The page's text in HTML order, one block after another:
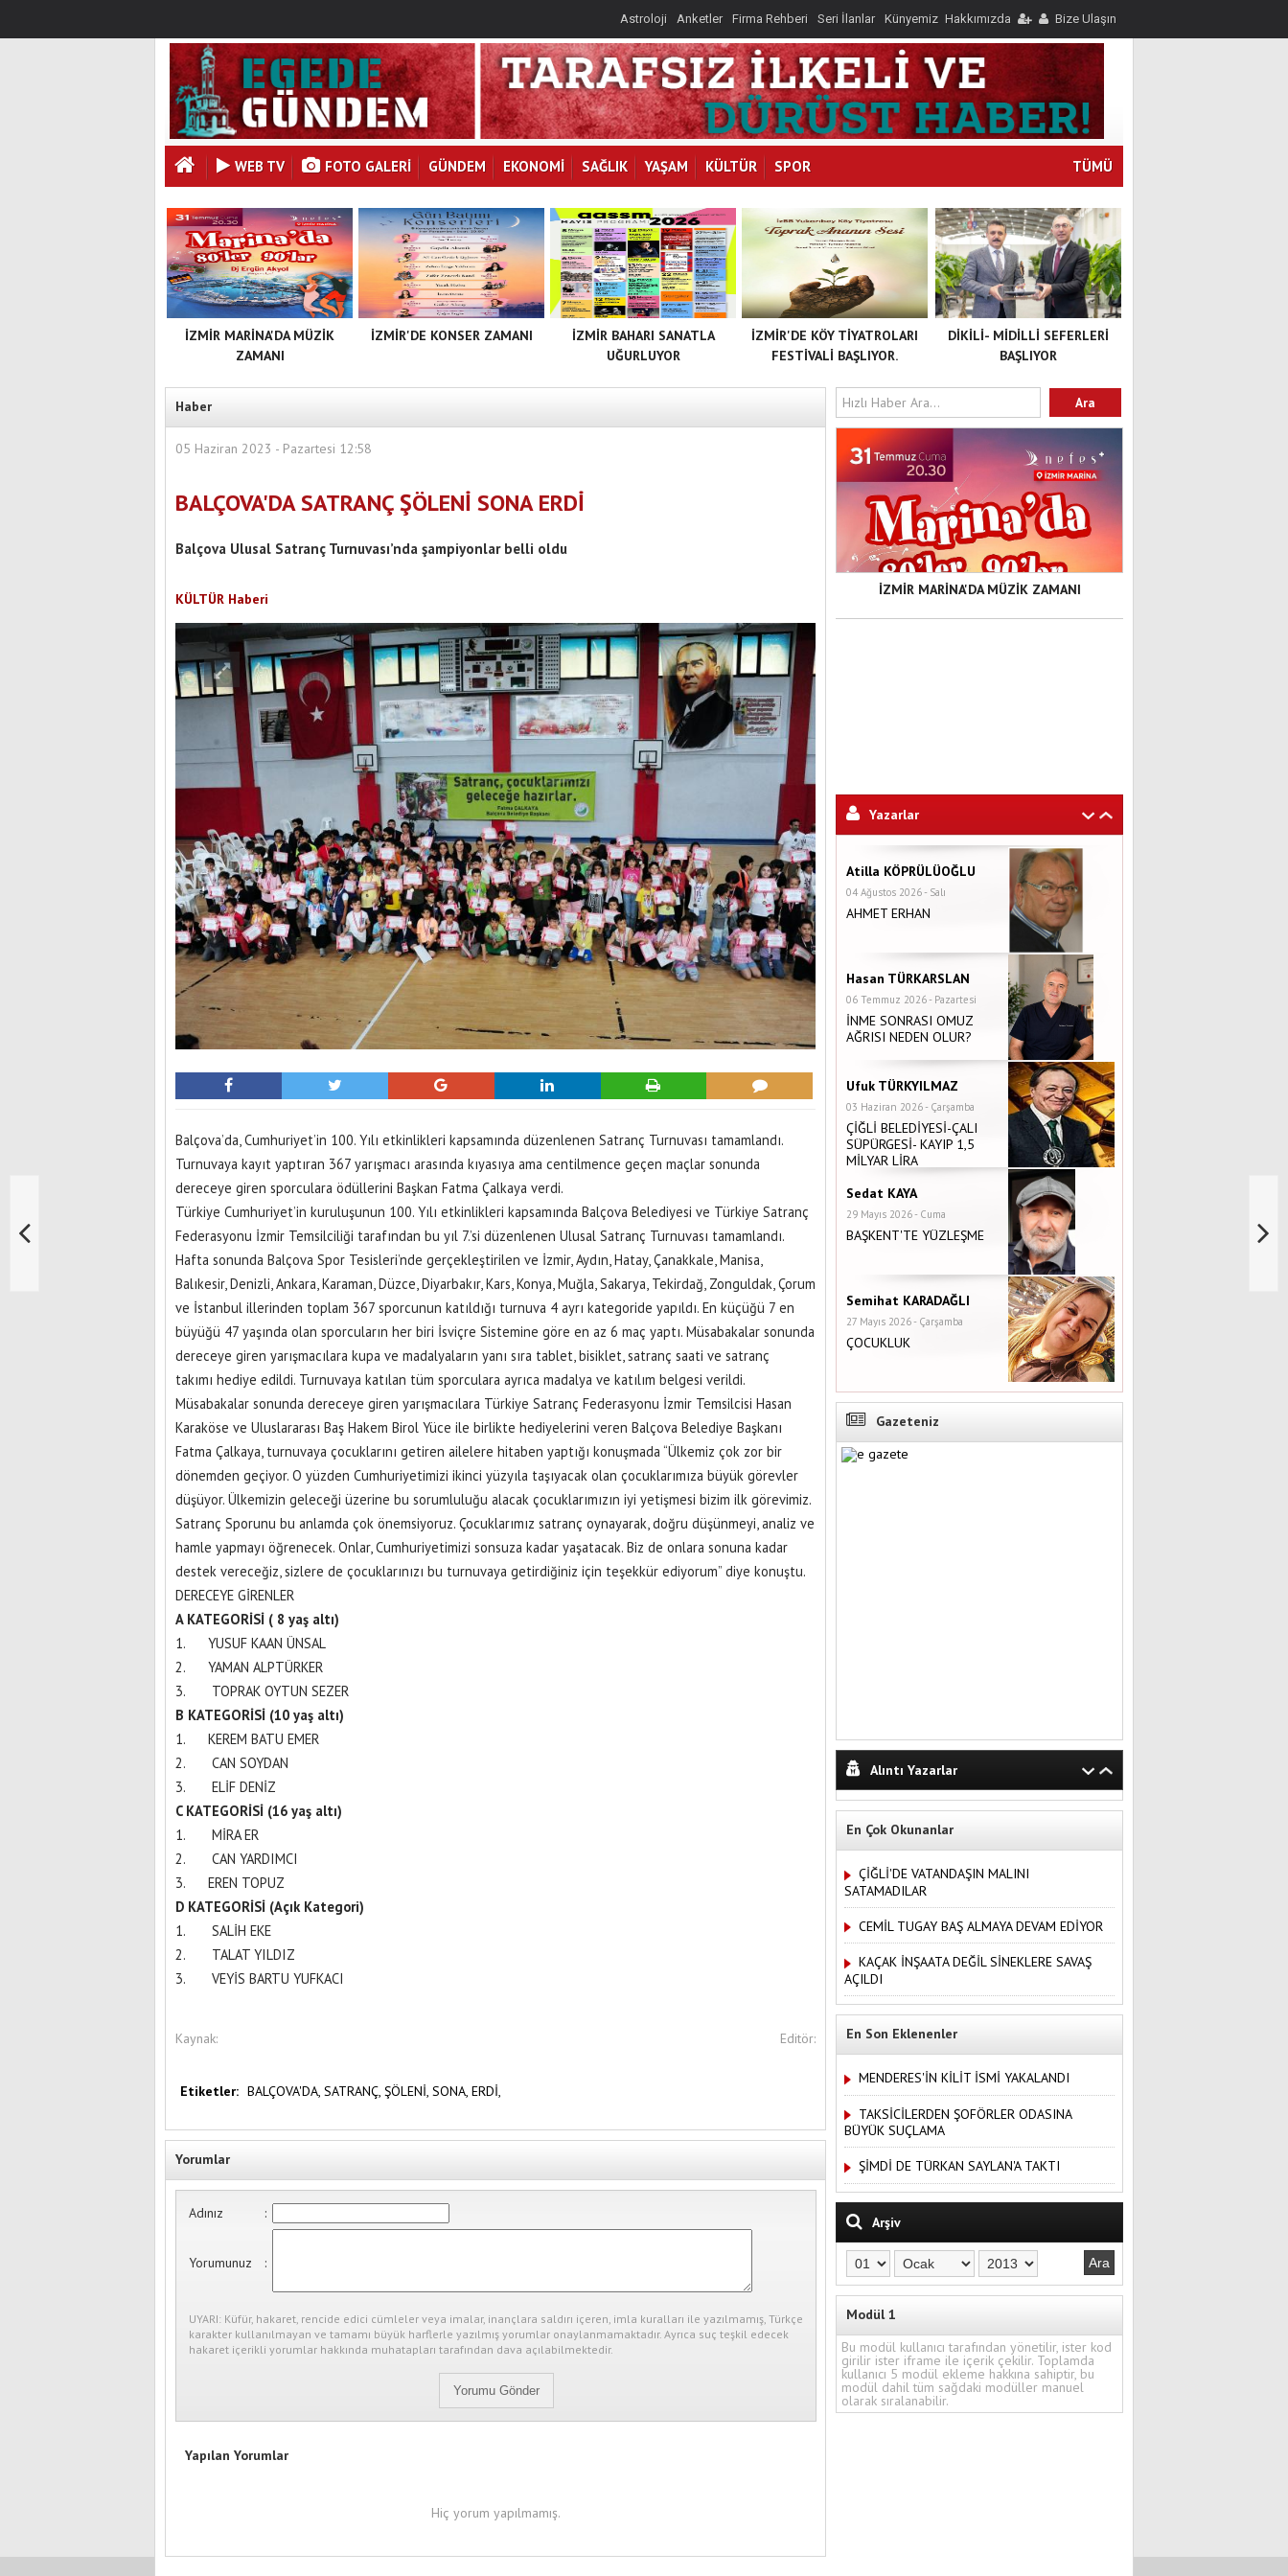
Astroloji Anketler Firma Rehberi Seri İlanlar Künyemiz Hakkımızda Bize Ulaşın
WEB TV FOTO GALERI GÜNDEM EKONOMİ SAĞLIK YAŞAM KÜLTÜR SPOR TÜMÜ
İZMİR MARİNA'DA MÜZİK
ZAMANI
İZMİR'DE KONSER ZAMANI
İZMİR BAHARI SANATLA
UĞURLUYOR
DİKİLİ- MİDİLLİ SEFERLERİ
BAŞLIYOR
İZMİR'DE KÖY TİYATROLARI
FESTİVALİ BAŞLIYOR.
Haber
05 Haziran 2023 - Pazartesi 12:58
BALÇOVA'DA SATRANÇ ŞÖLENİ SONA ERDİ
Balçova Ulusal Satranç Turnuvası’nda şampiyonlar belli oldu
KÜLTÜR Haberi
Balçova’da, Cumhuriyet’in 100. Yılı etkinlikleri kapsamında düzenlenen Satranç Turnuvası tamamlandı.
Turnuvaya kayıt yaptıran 367 yarışmacı arasında kıyasıya ama centilmence geçen maçlar sonunda
dereceye giren sporculara ödüllerini Başkan Fatma Çalkaya verdi.
Türkiye Cumhuriyet’in kuruluşunun 100. Yılı etkinlikleri kapsamında Balçova Belediyesi ve Türkiye Satranç
Federasyonu İzmir Temsilciliği tarafından bu yıl 7.’si düzenlenen Ulusal Satranç Turnuvası tamamlandı.
Hafta sonunda Balçova Spor Tesisleri’nde gerçekleştirilen ve İzmir, Aydın, Hatay, Çanakkale, Manisa,
Balıkesir, Denizli, Ankara, Karaman, Düzce, Diyarbakır, Kars, Konya, Muğla, Sakarya, Tekirdağ, Zonguldak, Çorum
ve İstanbul illerinden toplam 367 sporcunun katıldığı turnuva 4 ayrı kategoride yapıldı. En küçüğü 7 en
büyüğü 47 yaşında olan sporcuların her biri İsviçre Sistemine göre en az 6 maç yaptı. Müsabakalar sonunda
dereceye giren yarışmacılara kupa ve madalyaların yanı sıra tablet, bisiklet, satranç saati ve satranç
takımı hediye edildi. Turnuvaya katılan tüm sporculara ayrıca madalya ve katılım belgesi verildi.
Müsabakalar sonunda dereceye giren yarışmacılara Türkiye Satranç Federasyonu İzmir Temsilcisi Hasan
Karaköse ve Uluslararası Baş Hakem Birol Yüce ile birlikte hediyelerini veren Balçova Belediye Başkanı
Fatma Çalkaya, turnuvaya çocuklarını getiren ailelere hitaben yaptığı konuşmada “Ülkemiz çok zor bir
dönemden geçiyor. O yüzden Cumhuriyetimizi ikinci yüzyıla taşıyacak olan çocuklarımıza büyük görevler
düşüyor. Ülkemizin geleceği üzerine bu sorumluluğu alacak çocuklarımızın iyi yetişmesi bizim ilk görevimiz.
Satranç Sporunu bu anlamda çok önemsiyoruz. Çocuklarımız satranç oynayarak, doğru düşünmeyi, analiz ve
hamle yapmayı öğrenecek. Onlar, Cumhuriyetimizi sonsuza kadar yaşatacak. Biz de onlara sonuna kadar
destek vereceğiz, sizlere de çocuklarınızı bu turnuvaya getirdiğiniz için teşekkür ediyorum” diye konuştu.
DERECEYE GİRENLER
A KATEGORİSİ ( 8 yaş altı)
1. YUSUF KAAN ÜNSAL
2. YAMAN ALPTÜRKER
3. TOPRAK OYTUN SEZER
B KATEGORİSİ (10 yaş altı)
1. KEREM BATU EMER
2. CAN SOYDAN
3. ELİF DENİZ
C KATEGORİSİ (16 yaş altı)
1. MİRA ER
2. CAN YARDIMCI
3. EREN TOPUZ
D KATEGORİSİ (Açık Kategori)
1. SALİH EKE
2. TALAT YILDIZ
3. VEYİS BARTU YUFKACI
Kaynak: Editör:
Etiketler: BALÇOVA'DA, SATRANÇ, ŞÖLENİ, SONA, ERDİ,
Yorumlar
Adınız :
Yorumunuz :
UYARI: Küfür, hakaret, rencide edici cümleler veya imalar, inançlara saldırı içeren, imla kuralları ile yazılmamış, Türkçe
karakter kullanılmayan ve tamamı büyük harflerle yazılmış yorumlar onaylanmamaktadır. Ayrıca suç teşkil edecek
hakaret içerikli yorumlar hakkında muhatapları tarafından dava açılabilmektedir.
Yapılan Yorumlar
Hiç yorum yapılmamış.
İZMİR MARİNA'DA MÜZİK ZAMANI
Yazarlar
Atilla KÖPRÜLÜOĞLU
04 Ağustos 2026 - Salı
AHMET ERHAN
Hasan TÜRKARSLAN
06 Temmuz 2026 - Pazartesi
İNME SONRASI OMUZ
AĞRISI NEDEN OLUR?
Ufuk TÜRKYILMAZ
03 Haziran 2026 - Çarşamba
ÇİĞLİ BELEDİYESİ-ÇALI
SÜPÜRGESİ- KAYIP 1,5
MİLYAR LİRA
Sedat KAYA
29 Mayıs 2026 - Cuma
BAŞKENT'TE YÜZLEŞME
Semihat KARADAĞLI
27 Mayıs 2026 - Çarşamba
ÇOCUKLUK
Gazeteniz
Alıntı Yazarlar
En Çok Okunanlar
ÇİĞLİ'DE VATANDAŞIN MALINI
SATAMADILAR
CEMİL TUGAY BAŞ ALMAYA DEVAM EDİYOR
KAÇAK İNŞAATA DEĞİL SİNEKLERE SAVAŞ
AÇILDI
En Son Eklenenler
MENDERES'İN KİLİT İSMİ YAKALANDI
TAKSİCİLERDEN ŞOFÖRLER ODASINA
BÜYÜK SUÇLAMA
ŞİMDİ DE TÜRKAN SAYLAN'A TAKTI
Arşiv
Modül 1
Bu modül kullanıcı tarafından yönetilir, ister kod
girilir ister iframe ile içerik çekilir. Toplamda
kullanıcı 5 modül ekleme hakkına sahiptir, bu
modül dahil tüm sağdaki modüller manuel
olarak sıralanabilir.